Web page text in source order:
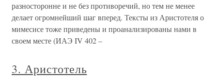
разносторонне и не без противоречий, но тем не менее
делает огромнейший шаг вперед. Тексты из Аристотеля о
мимесисе тоже приведены и проанализированы нами в
своем месте (ИАЭ IV 402 –
3. Аристотель